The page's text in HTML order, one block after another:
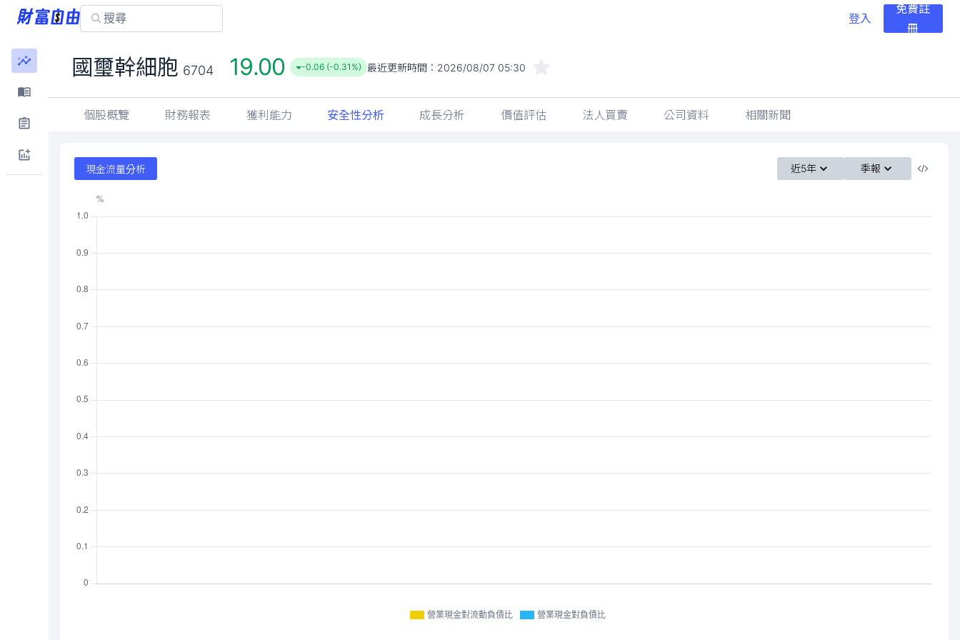
登入
免費註
冊
國璽幹細胞 6704 19.00 -0.06 (-0.31%) 最近更新時間： 2026/08/07 05:30
個股概覽 財務報表 獲利能力 安全性分析 成長分析 價值評估 法人買賣 公司資料 相關新聞
現金流量分析 近5年 季報
營業現金對流動負債比 營業現金對負債比